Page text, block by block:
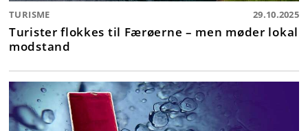
TURISME 29.10.2025
Turister flokkes til Færøerne – men møder lokal
modstand